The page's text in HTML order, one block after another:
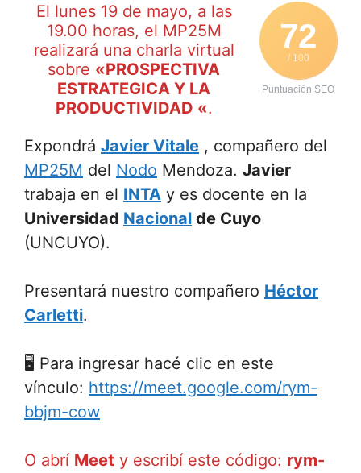
72
/ 100
Puntuación SEO
El lunes 19 de mayo, a las
19.00 horas, el MP25M
realizará una charla virtual
sobre «PROSPECTIVA
ESTRATEGICA Y LA
PRODUCTIVIDAD «.
Expondrá Javier Vitale , compañero del
MP25M del Nodo Mendoza. Javier
trabaja en el INTA y es docente en la
Universidad Nacional de Cuyo
(UNCUYO).
Presentará nuestro compañero Héctor
Carletti.
🖥 Para ingresar hacé clic en este
vínculo: https://meet.google.com/rym-
bbjm-cow
O abrí Meet y escribí este código: rym-